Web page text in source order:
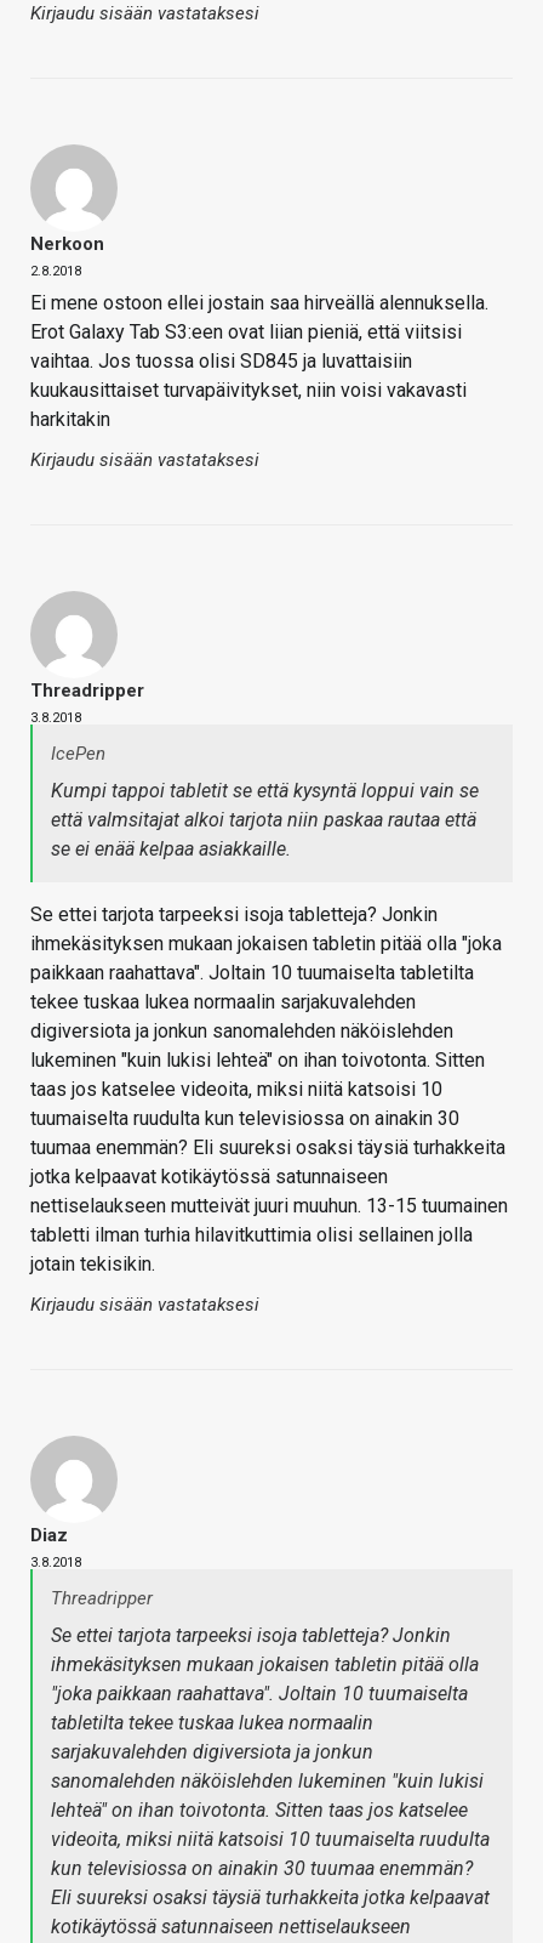
Kirjaudu sisään vastataksesi
Nerkoon
2.8.2018
Ei mene ostoon ellei jostain saa hirveällä alennuksella.
Erot Galaxy Tab S3:een ovat liian pieniä, että viitsisi
vaihtaa. Jos tuossa olisi SD845 ja luvattaisiin
kuukausittaiset turvapäivitykset, niin voisi vakavasti
harkitakin
Kirjaudu sisään vastataksesi
Threadripper
3.8.2018
IcePen
Kumpi tappoi tabletit se että kysyntä loppui vain se
että valmsitajat alkoi tarjota niin paskaa rautaa että
se ei enää kelpaa asiakkaille.
Se ettei tarjota tarpeeksi isoja tabletteja? Jonkin
ihmekäsityksen mukaan jokaisen tabletin pitää olla "joka
paikkaan raahattava". Joltain 10 tuumaiselta tabletilta
tekee tuskaa lukea normaalin sarjakuvalehden
digiversiota ja jonkun sanomalehden näköislehden
lukeminen "kuin lukisi lehteä" on ihan toivotonta. Sitten
taas jos katselee videoita, miksi niitä katsoisi 10
tuumaiselta ruudulta kun televisiossa on ainakin 30
tuumaa enemmän? Eli suureksi osaksi täysiä turhakkeita
jotka kelpaavat kotikäytössä satunnaiseen
nettiselaukseen mutteivät juuri muuhun. 13-15 tuumainen
tabletti ilman turhia hilavitkuttimia olisi sellainen jolla
jotain tekisikin.
Kirjaudu sisään vastataksesi
Diaz
3.8.2018
Threadripper
Se ettei tarjota tarpeeksi isoja tabletteja? Jonkin
ihmekäsityksen mukaan jokaisen tabletin pitää olla
"joka paikkaan raahattava". Joltain 10 tuumaiselta
tabletilta tekee tuskaa lukea normaalin
sarjakuvalehden digiversiota ja jonkun
sanomalehden näköislehden lukeminen "kuin lukisi
lehteä" on ihan toivotonta. Sitten taas jos katselee
videoita, miksi niitä katsoisi 10 tuumaiselta ruudulta
kun televisiossa on ainakin 30 tuumaa enemmän?
Eli suureksi osaksi täysiä turhakkeita jotka kelpaavat
kotikäytössä satunnaiseen nettiselaukseen